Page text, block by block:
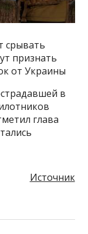
срывать
признать
от Украины
в
глава
Источник